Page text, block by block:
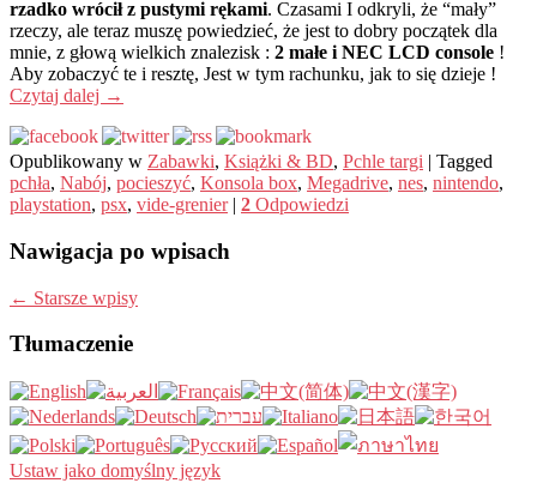
rzadko wrócił z pustymi rękami. Czasami I odkryli, że “mały”
rzeczy, ale teraz muszę powiedzieć, że jest to dobry początek dla
mnie, z głową wielkich znalezisk : 2 małe i NEC LCD console !
Aby zobaczyć te i resztę, Jest w tym rachunku, jak to się dzieje !
Czytaj dalej →
Opublikowany w Zabawki, Książki & BD, Pchle targi | Tagged
pchła, Nabój, pocieszyć, Konsola box, Megadrive, nes, nintendo,
playstation, psx, vide-grenier | 2 Odpowiedzi
Nawigacja po wpisach
← Starsze wpisy
Tłumaczenie
Ustaw jako domyślny język